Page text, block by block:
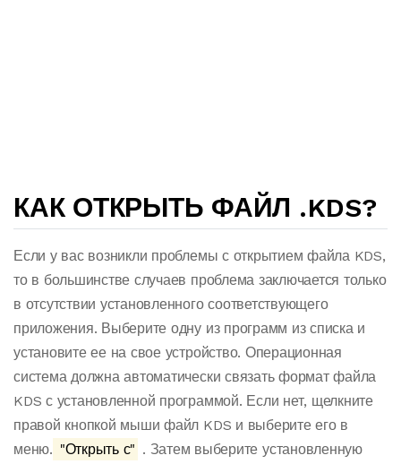
КАК ОТКРЫТЬ ФАЙЛ .KDS?
Если у вас возникли проблемы с открытием файла KDS,
то в большинстве случаев проблема заключается только
в отсутствии установленного соответствующего
приложения. Выберите одну из программ из списка и
установите ее на свое устройство. Операционная
система должна автоматически связать формат файла
KDS с установленной программой. Если нет, щелкните
правой кнопкой мыши файл KDS и выберите его в
меню. "Открыть с" . Затем выберите установленную